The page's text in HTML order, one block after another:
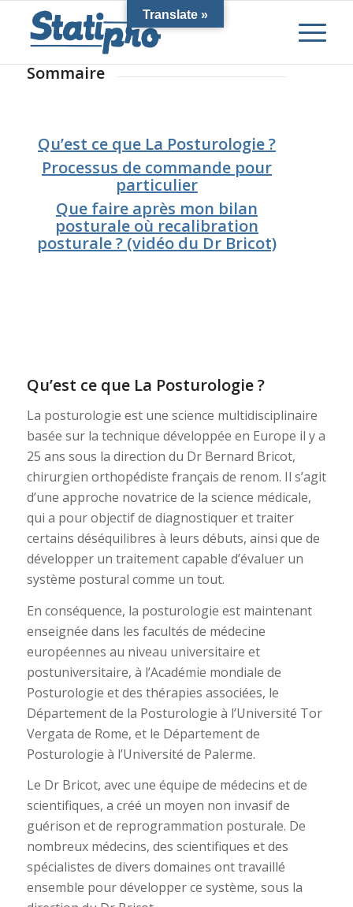
Sommaire
Qu’est ce que La Posturologie ?
Processus de commande pour
particulier
Que faire après mon bilan
posturale où recalibration
posturale ? (vidéo du Dr Bricot)
Qu’est ce que La Posturologie ?
La posturologie est une science multidisciplinaire
basée sur la technique développée en Europe il y a
25 ans sous la direction du Dr Bernard Bricot,
chirurgien orthopédiste français de renom. Il s’agit
d’une approche novatrice de la science médicale,
qui a pour objectif de diagnostiquer et traiter
certains déséquilibres à leurs débuts, ainsi que de
développer un traitement capable d’évaluer un
système postural comme un tout.
En conséquence, la posturologie est maintenant
enseignée dans les facultés de médecine
européennes au niveau universitaire et
postuniversitaire, à l’Académie mondiale de
Posturologie et des thérapies associées, le
Département de la Posturologie à l’Université Tor
Vergata de Rome, et le Département de
Posturologie à l’Université de Palerme.
Le Dr Bricot, avec une équipe de médecins et de
scientifiques, a créé un moyen non invasif de
guérison et de reprogrammation posturale. De
nombreux médecins, des scientifiques et des
spécialistes de divers domaines ont travaillé
ensemble pour développer ce système, sous la
Translate »